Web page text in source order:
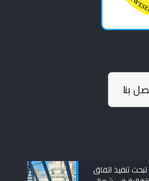
بنا
تنفيذ اتفاق